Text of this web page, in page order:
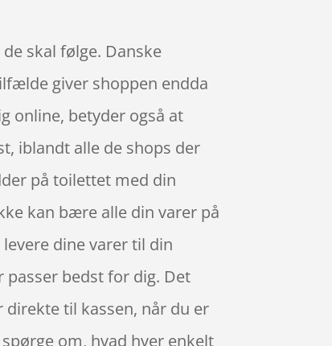
skal følge. Danske
giver shoppen endda
online, betyder også at
iblandt alle de shops der
på toilettet med din
kan bære alle din varer på
dine varer til din
passer bedst for dig. Det
til kassen, når du er
om, hvad hver enkelt